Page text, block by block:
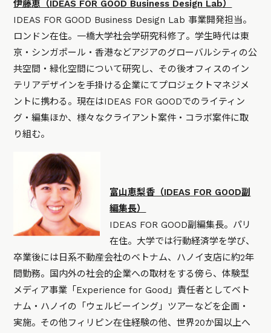
伊藤恵（IDEAS FOR GOOD Business Design Lab）
IDEAS FOR GOOD Business Design Lab 事業開発担当。
ロンドン在住。一橋大学社会学研究科修了。学生時代は東
京・シンガポール・香港などアジアのグローバルシティの公
共空間・緑化空間について研究し、その後オフィスのイン
テリアデザインを手掛ける企業にてプロジェクトマネジメ
ントに携わる。現在はIDEAS FOR GOODでのライティン
グ・編集ほか、様々なクライアント案件・コラボ案件に取
り組む。
富山恵梨香（IDEAS FOR GOOD副
編集長）
IDEAS FOR GOOD副編集長。パリ
在住。大学では行動経済学を学び、
卒業後には日系不動産会社のベトナム、ハノイ支店に約2年
間勤務。国内外の社会的企業への取材をする傍ら、体験型
メディア事業「Experience for Good」責任者としてベト
ナム・ハノイの「ウェルビーイング」ツアーなどを企画・
実施。その他フィリピン在住経験の他、世界20か国以上へ